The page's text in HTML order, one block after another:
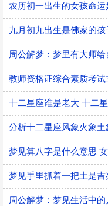
教师资格证综合素质考试
十二星座谁是老大 十二
梦见手里抓着一把土是吉
周公解梦：梦见生活中